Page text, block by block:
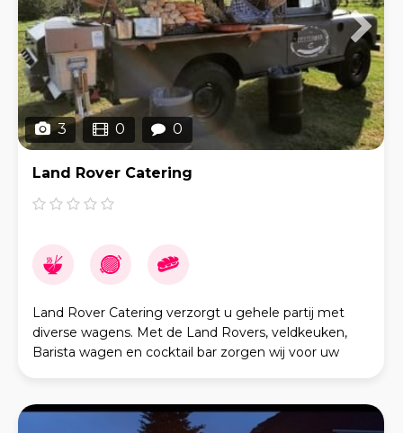
3 0 0
Land Rover Catering
Land Rover Catering verzorgt u gehele partij met
diverse wagens. Met de Land Rovers, veldkeuken,
Barista wagen en cocktail bar zorgen wij voor uw